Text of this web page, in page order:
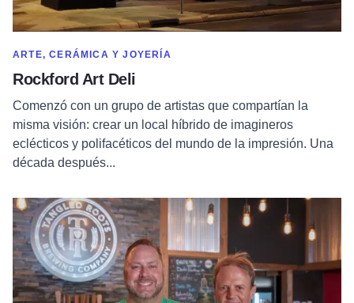
MOSTRAR MÁS EN CATEGORÍA DE
ARTE, CERÁMICA Y JOYERÍA
Rockford Art Deli
Comenzó con un grupo de artistas que compartían la
misma visión: crear un local híbrido de imagineros
eclécticos y polifacéticos del mundo de la impresión. Una
década después...
Leer más sobre Cervecería Tangled Roots de Ottawa